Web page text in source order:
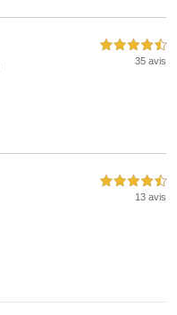
4,5 étoiles sur 5
35 avis
4,5 étoiles sur 5
13 avis